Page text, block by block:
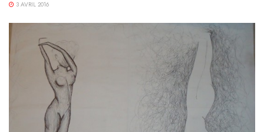
3 AVRIL 2016